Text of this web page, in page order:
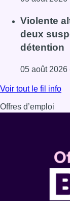
Lire l'article
Violente
deux
détention
05 août 2026
Lire l'article
Voir tout le fil info
Offres d’emploi